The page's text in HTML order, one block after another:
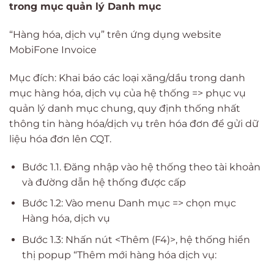
trong mục quản lý Danh mục
“Hàng hóa, dịch vụ” trên ứng dụng website
MobiFone Invoice
Mục đích: Khai báo các loại xăng/dầu trong danh
mục hàng hóa, dịch vụ của hệ thống => phục vụ
quản lý danh mục chung, quy định thống nhất
thông tin hàng hóa/dịch vụ trên hóa đơn để gửi dữ
liệu hóa đơn lên CQT.
Bước 1.1. Đăng nhập vào hệ thống theo tài khoản
và đường dẫn hệ thống được cấp
Bước 1.2: Vào menu Danh mục => chọn mục
Hàng hóa, dịch vụ
Bước 1.3: Nhấn nút <Thêm (F4)>, hệ thống hiển
thị popup “Thêm mới hàng hóa dịch vụ: